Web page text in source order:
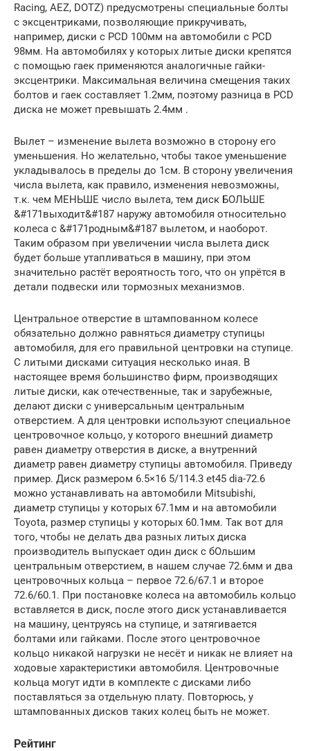
Racing, AEZ, DOTZ) предусмотрены специальные болты
с эксцентриками, позволяющие прикручивать,
например, диски с PCD 100мм на автомобили с PCD
98мм. На автомобилях у которых литые диски крепятся
с помощью гаек применяются аналогичные гайки-
эксцентрики. Максимальная величина смещения таких
болтов и гаек составляет 1.2мм, поэтому разница в PCD
диска не может превышать 2.4мм .
Вылет – изменение вылета возможно в сторону его
уменьшения. Но желательно, чтобы такое уменьшение
укладывалось в пределы до 1см. В сторону увеличения
числа вылета, как правило, изменения невозможны,
т.к. чем МЕНЬШЕ число вылета, тем диск БОЛЬШЕ
&#171выходит&#187 наружу автомобиля относительно
колеса с &#171родным&#187 вылетом, и наоборот.
Таким образом при увеличении числа вылета диск
будет больше утапливаться в машину, при этом
значительно растёт вероятность того, что он упрётся в
детали подвески или тормозных механизмов.
Центральное отверстие в штампованном колесе
обязательно должно равняться диаметру ступицы
автомобиля, для его правильной центровки на ступице.
С литыми дисками ситуация несколько иная. В
настоящее время большинство фирм, производящих
литые диски, как отечественные, так и зарубежные,
делают диски с универсальным центральным
отверстием. А для центровки используют специальное
центровочное кольцо, у которого внешний диаметр
равен диаметру отверстия в диске, а внутренний
диаметр равен диаметру ступицы автомобиля. Приведу
пример. Диск размером 6.5×16 5/114.3 et45 dia-72.6
можно устанавливать на автомобили Mitsubishi,
диаметр ступицы у которых 67.1мм и на автомобили
Toyota, размер ступицы у которых 60.1мм. Так вот для
того, чтобы не делать два разных литых диска
производитель выпускает один диск с бОльшим
центральным отверстием, в нашем случае 72.6мм и два
центровочных кольца – первое 72.6/67.1 и второе
72.6/60.1. При постановке колеса на автомобиль кольцо
вставляется в диск, после этого диск устанавливается
на машину, центруясь на ступице, и затягивается
болтами или гайками. После этого центровочное
кольцо никакой нагрузки не несёт и никак не влияет на
ходовые характеристики автомобиля. Центровочные
кольца могут идти в комплекте с дисками либо
поставляться за отдельную плату. Повторюсь, у
штампованных дисков таких колец быть не может.
Рейтинг